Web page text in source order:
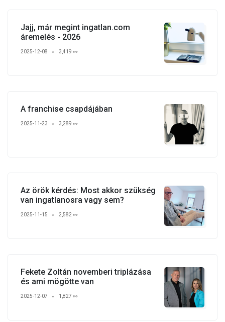
Jajj, már megint ingatlan.com
áremelés - 2026
2025-12-08 3,419 👀
A franchise csapdájában
2025-11-23 3,289 👀
Az örök kérdés: Most akkor szükség
van ingatlanosra vagy sem?
2025-11-15 2,582 👀
Fekete Zoltán novemberi triplázása
és ami mögötte van
2025-12-07 1,827 👀